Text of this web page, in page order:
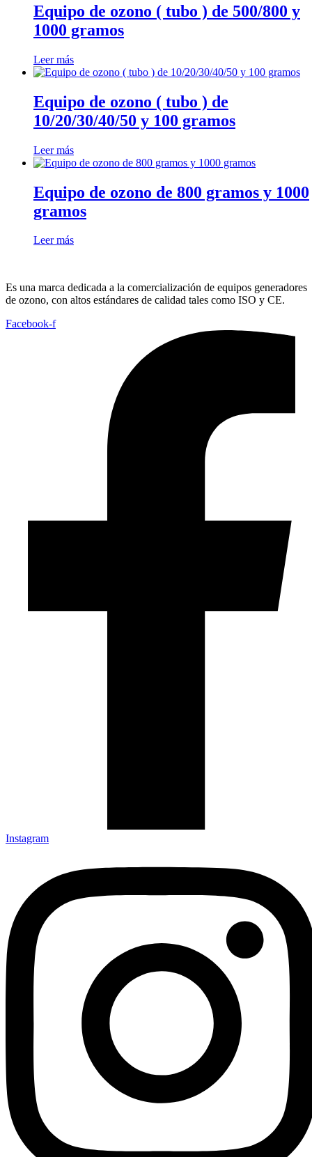
Equipo de ozono ( tubo ) de 500/800 y
1000 gramos
Leer más
Equipo de ozono ( tubo ) de
10/20/30/40/50 y 100 gramos
Leer más
Equipo de ozono de 800 gramos y 1000
gramos
Leer más
Es una marca dedicada a la comercialización de equipos generadores
de ozono, con altos estándares de calidad tales como ISO y CE.
Facebook-f
Instagram